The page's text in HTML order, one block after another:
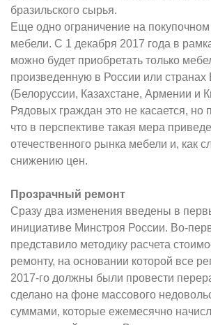
бразильского сырья.
Еще одно ограничение на
мебели. С 1 декабря 2017 года в
можно будет приобретать только
произведенную в России или
(Белоруссии, Казахстане, Армении и
Рядовых граждан это не касается, но
что в перспективе такая мера
отечественного рынка мебели и, как
снижению цен.
Прозрачный ремонт
Сразу два изменения введены в
инициативе Минстроя России. Во-
представило методику расчета
ремонту, на основании которой все
2017-го должны были провести
сделано на фоне массового
суммами, которые ежемесячно